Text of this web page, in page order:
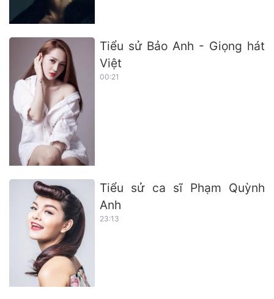
Tiểu sử Bảo Anh - Giọng hát
Việt
00:21
Tiểu sử ca sĩ Phạm Quỳnh
Anh
23:13